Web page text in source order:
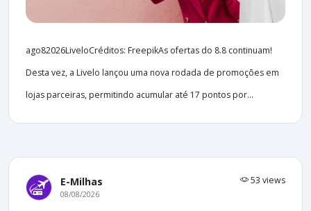
ago82026LiveloCréditos: FreepikAs ofertas do 8.8 continuam!
Desta vez, a Livelo lançou uma nova rodada de promoções em
lojas parceiras, permitindo acumular até 17 pontos por...
E-Milhas 53 views
08/08/2026